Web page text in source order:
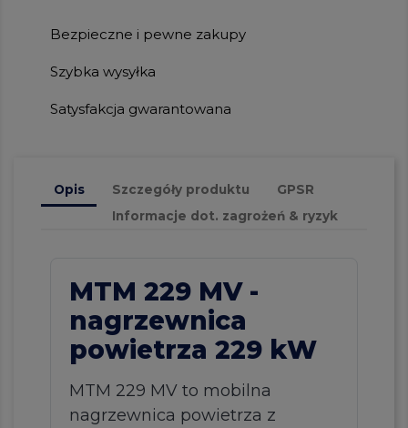
Bezpieczne i pewne zakupy
Szybka wysyłka
Satysfakcja gwarantowana
Opis Szczegóły produktu
GPSR
Informacje dot. zagrożeń & ryzyk
MTM 229 MV -
nagrzewnica
powietrza 229 kW
MTM 229 MV to mobilna
nagrzewnica powietrza z